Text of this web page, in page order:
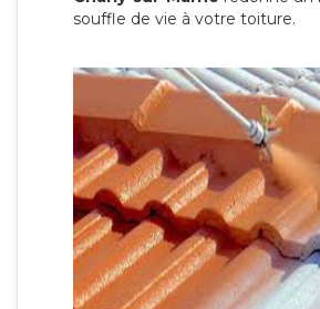
souffle de vie à votre toiture.